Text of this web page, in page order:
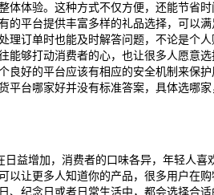
体体验。这种方式不仅方便，还能节省
的平台提供丰富多样的礼品选择，可以
理订单时也能及时解答问题，不论是个
能够打动消费者的心，也让很多人愿意
良好的平台应该有相应的安全机制来保
台哪家好并没有标准答案，具体选哪家
益增加，消费者的口味各异，年轻人喜
以让更多人知道你的产品，很多用户在
、纪念日或者日常生活中，都会选择合